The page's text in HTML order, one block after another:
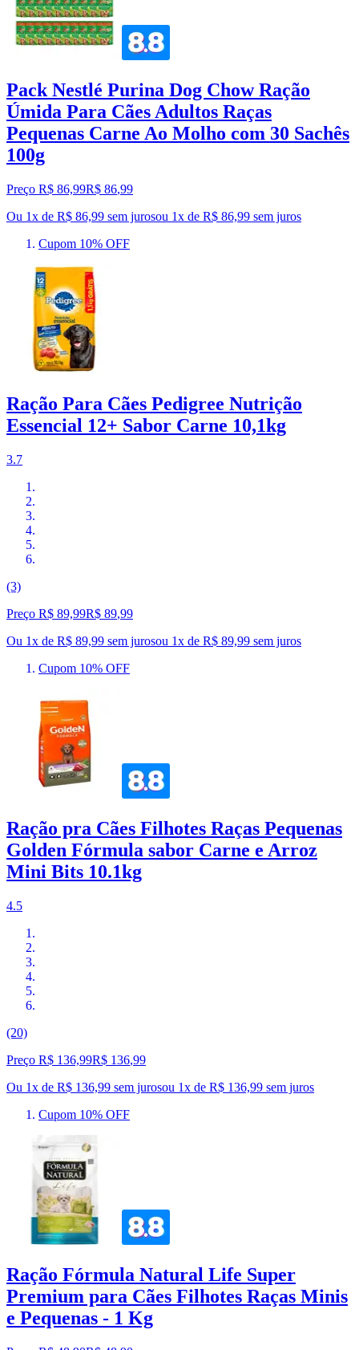
Pack Nestlé Purina Dog Chow Ração
Úmida Para Cães Adultos Raças
Pequenas Carne Ao Molho com 30 Sachês
100g
Preço R$ 86,99R$ 86,99
Ou 1x de R$ 86,99 sem jurosou 1x de R$ 86,99 sem juros
Cupom 10% OFF
Ração Para Cães Pedigree Nutrição
Essencial 12+ Sabor Carne 10,1kg
3.7
(3)
Preço R$ 89,99R$ 89,99
Ou 1x de R$ 89,99 sem jurosou 1x de R$ 89,99 sem juros
Cupom 10% OFF
Ração pra Cães Filhotes Raças Pequenas
Golden Fórmula sabor Carne e Arroz
Mini Bits 10.1kg
4.5
(20)
Preço R$ 136,99R$ 136,99
Ou 1x de R$ 136,99 sem jurosou 1x de R$ 136,99 sem juros
Cupom 10% OFF
Ração Fórmula Natural Life Super
Premium para Cães Filhotes Raças Minis
e Pequenas - 1 Kg